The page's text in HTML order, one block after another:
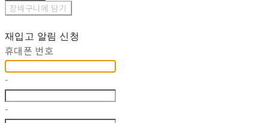
장바구니에 담기
재입고 알림 신청
휴대폰 번호
-
-